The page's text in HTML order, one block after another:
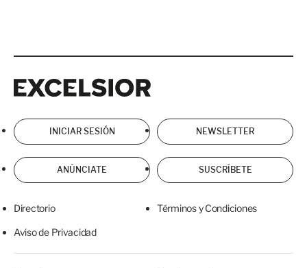
INICIAR SESIÓN NEWSLETTER
ANÚNCIATE SUSCRÍBETE
Directorio Términos y Condiciones
Aviso de Privacidad